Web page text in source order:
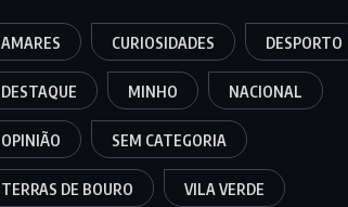
AMARES CURIOSIDADES DESPORTO
DESTAQUE MINHO NACIONAL
OPINIÃO SEM CATEGORIA
TERRAS DE BOURO VILA VERDE